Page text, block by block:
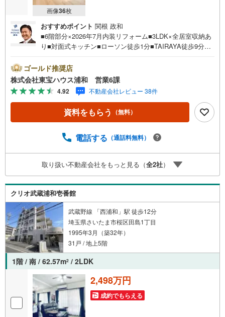
画像36枚
おすすめポイント 関根 政和
■6階部分×2026年7月内装リフォーム■3LDK×全居室収納あ
り■対面式キッチン■ローソン徒歩1分■TAIRAYA徒歩9分営
でのお問い合わせがスムーズにご案内できますぜひお気軽
にご連絡下さい！東宝ハウスライフソリューションズグル
ープ 東宝ハウス浦和 特別提携金利〔一例〕東宝ハウス
浦和の住宅ローン■変動金利全期間引下げプラン⇒住宅ロー
ン金利優遇割の最大適用《0.89％》と某信用金庫金利1.27
5％の比較借入金4000万円返済期間35年の総返済額の差額:3
◇TOHO HOUSE CLUBで生涯の安心をお届け◇東宝ハウス
けつけサポート、Club Offプレミアムなど多彩なサービスが
ございます
ゴールド推奨店
株式会社東宝ハウス浦和 営業6課
4.92 不動産会社レビュー 38件
資料をもらう （無料）
電話する （通話料無料）
取り扱い不動産会社をもっと見る（全2社）
クリオ武蔵浦和壱番館
武蔵野線 「西浦和」駅 徒歩12分
埼玉県さいたま市桜区田島1丁目
1995年3月（築32年）
31戸 / 地上5階
1階 / 南 / 62.57m2 / 2LDK
2,498万円
成約でもらえる